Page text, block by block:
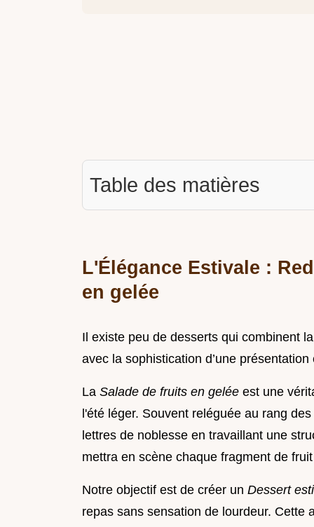
Table des matières
L'Élégance Estivale :
en gelée
Il existe peu de desserts qui combinent
avec la sophistication d’une présentation
La Salade de fruits en gelée est une
l'été léger. Souvent reléguée au rang
lettres de noblesse en travaillant une
mettra en scène chaque fragment de
Notre objectif est de créer un Dessert
repas sans sensation de lourdeur. Cette